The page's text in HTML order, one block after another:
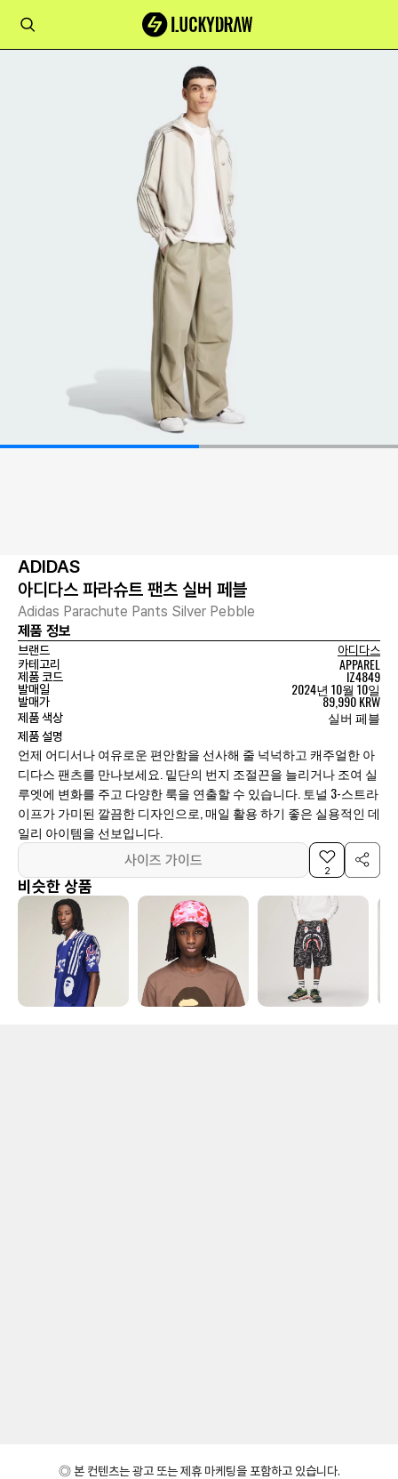
ADIDAS
아디다스 파라슈트 팬츠 실버 페블
Adidas Parachute Pants Silver Pebble
제품 정보
브랜드
아디다스
카테고리
APPAREL
제품 코드 IZ4849
발매일 2024년 10월 10일
발매가 89,990 KRW
제품 색상 실버 페블
제품 설명
언제 어디서나 여유로운 편안함을 선사해 줄 넉넉하고 캐주얼한 아
디다스 팬츠를 만나보세요. 밑단의 번지 조절끈을 늘리거나 조여 실
루엣에 변화를 주고 다양한 룩을 연출할 수 있습니다. 토널 3-스트라
이프가 가미된 깔끔한 디자인으로, 매일 활용 하기 좋은 실용적인 데
일리 아이템을 선보입니다.
사이즈 가이드
2
비슷한 상품
◎ 본 컨텐츠는 광고 또는 제휴 마케팅을 포함하고 있습니다.